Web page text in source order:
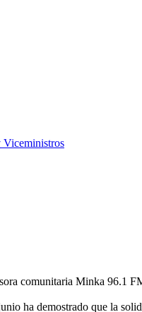
Viceministros
comunitaria Minka 96.1
ha demostrado que la